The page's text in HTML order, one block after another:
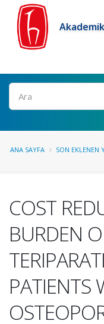
Ara
ANA SAYFA SON EKLENEN
COST
BURDEN
PATIENTS